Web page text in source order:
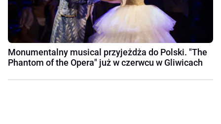
Monumentalny musical przyjeżdża do Polski. "The
Phantom of the Opera" już w czerwcu w Gliwicach